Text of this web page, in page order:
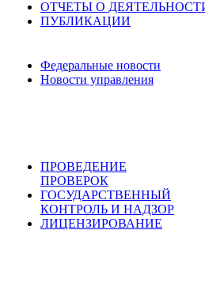
ОТЧЕТЫ О
ПУБЛИКАЦИИ
Федеральные новости
Новости управления
ПРОВЕДЕНИЕ
ПРОВЕРОК
ГОСУДАРСТВЕННЫЙ
КОНТРОЛЬ И НАДЗОР
ЛИЦЕНЗИРОВАНИЕ